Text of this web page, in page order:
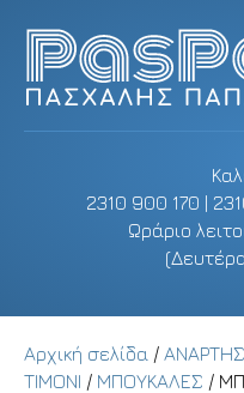
2310 900 170 |
Ωράριο
Αρχική σελίδα /
ΤΙΜΟΝΙ / ΜΠΟΥΚΑΛΕΣ /